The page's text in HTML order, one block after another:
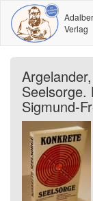
Verlag
Seelsorge.
Sigmund-